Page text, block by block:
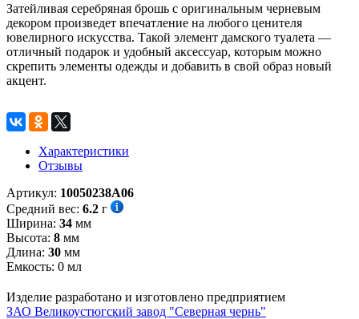
Затейливая серебряная брошь с оригинальным черневым
декором произведет впечатление на любого ценителя
ювелирного искусства. Такой элемент дамского туалета —
отличный подарок и удобный аксессуар, которым можно
скрепить элементы одежды и добавить в свой образ новый
акцент.
Характеристики
Отзывы
Артикул: 10050238А06
Средний вес: 6.2 г
Ширина: 34 мм
Высота: 8 мм
Длина: 30 мм
Емкость: 0 мл
Изделие разработано и изготовлено предприятием
ЗАО Великоустюгский завод "Северная чернь"